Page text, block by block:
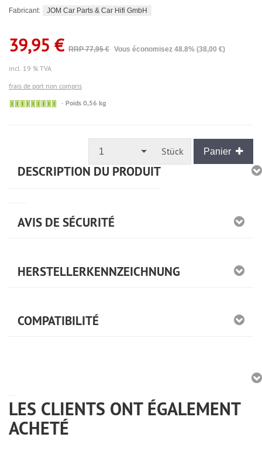
Fabricant: JOM Car Parts & Car Hifi GmbH
39,95 € RRP 77,95 € Vous économisez 48.8% (38,00 €)
incl. 19 % TVA
frais de port non compris
🟢 Poids 0,56 kg
1 Stück Panier
DESCRIPTION DU PRODUIT
AVIS DE SÉCURITÉ
HERSTELLERKENNZEICHNUNG
COMPATIBILITÉ
LES CLIENTS ONT ÉGALEMENT
ACHETÉ